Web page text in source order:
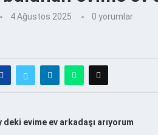
4 Ağustos 2025 0 yorumlar
deki evime ev arkadaşı arıyorum